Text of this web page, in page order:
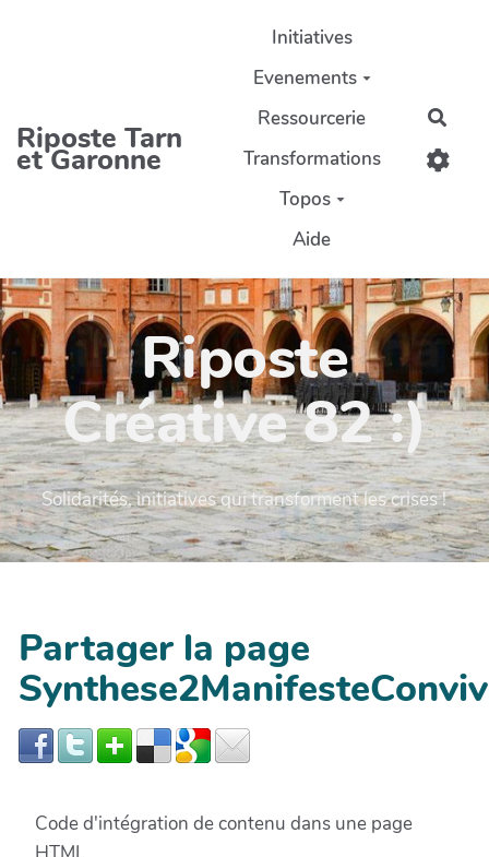
Riposte Tarn
et Garonne
Initiatives
Evenements
Ressourcerie
Transformations
Topos
Aide
Riposte
Créative 82 :)
Solidarités, initiatives qui transforment les crises !
Partager la page
Code d'intégration de contenu dans une page